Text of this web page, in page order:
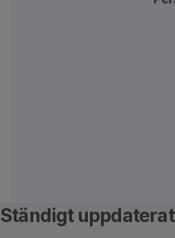
Ständigt uppdaterat